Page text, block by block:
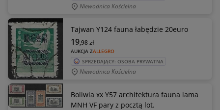
Niewodnica Kościelna
Tajwan Y124 fauna łabędzie 20euro
AUKCJA ZALLEGRO
19,98zł
SPRZEDAJĄCY: OSOBA PRYWATNA
Niewodnica Kościelna
Boliwia xx Y57 architektura fauna lama
MNH VF pary z pocztą lot.